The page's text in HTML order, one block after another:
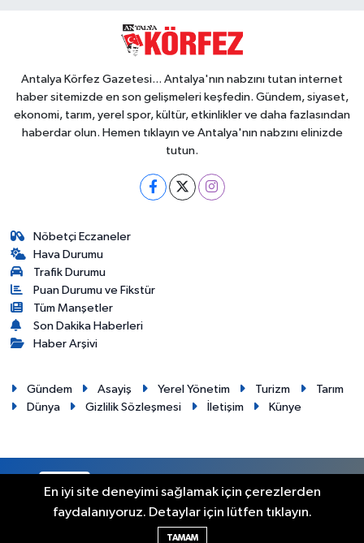
Antalya Körfez Gazetesi... Antalya'nın nabzını tutan internet
haber sitemizde en son gelişmeleri keşfedin. Gündem, siyaset,
ekonomi, tarım, yerel spor, kültür, etkinlikler ve daha fazlasından
haberdar olun. Hemen tıklayın ve Antalya'nın nabzını elinizde
tutun.
Nöbetçi Eczaneler
Hava Durumu
Trafik Durumu
Puan Durumu ve Fikstür
Tüm Manşetler
Son Dakika Haberleri
Haber Arşivi
Gündem Asayiş Yerel Yönetim Turizm
Tarım
Dünya
Gizlilik Sözleşmesi İletişim Künye
RSS Copyright © 2012. Her hakkı saklıdır.
Haber Yazılımı:
En iyi site deneyimi sağlamak için çerezlerden
faydalanıyoruz. Detaylar için lütfen tıklayın.
TAMAM